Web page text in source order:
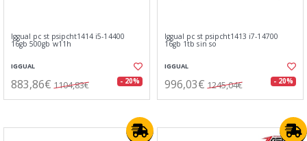
Iggual pc st psipcht1414 i5-14400
16gb 500gb w11h
IGGUAL
883,86€ 1104,83€ - 20%
Iggual pc st psipcht1413 i7-14700
16gb 1tb sin so
IGGUAL
996,03€ 1245,04€ - 20%